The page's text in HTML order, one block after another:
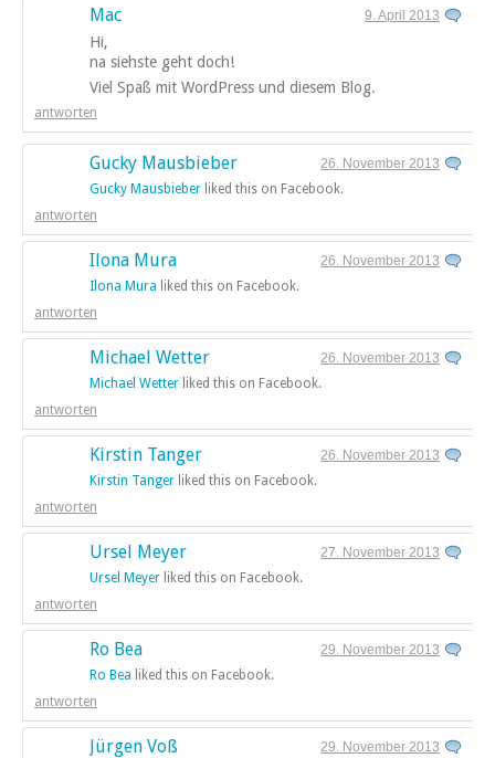
Mac 9. April 2013
Hi,
na siehste geht doch!
Viel Spaß mit WordPress und diesem Blog.
antworten
Gucky Mausbieber
26. November 2013
Gucky Mausbieber liked this on Facebook.
antworten
Ilona Mura
26. November 2013
Ilona Mura liked this on Facebook.
antworten
Michael Wetter
26. November 2013
Michael Wetter liked this on Facebook.
antworten
Kirstin Tanger
26. November 2013
Kirstin Tanger liked this on Facebook.
antworten
Ursel Meyer
27. November 2013
Ursel Meyer liked this on Facebook.
antworten
Ro Bea
29. November 2013
Ro Bea liked this on Facebook.
antworten
Jürgen Voß
29. November 2013